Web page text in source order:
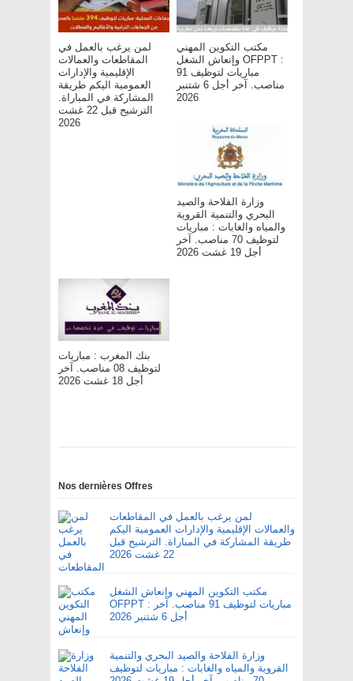
لمن يرغب بالعمل في
المقاطعات والعمالات
الإقليمية والإدارات
العمومية اليكم طريقة
المشاركة في المباراة.
الترشيح قبل 22 غشت
2026
مكتب التكوين المهني
وإنعاش الشغل OFPPT :
مباريات لتوظيف 91
مناصب. آخر أجل 6 شتنبر
2026
وزارة الفلاحة والصيد
البحري والتنمية القروية
والمياه والغابات : مباريات
لتوظيف 70 مناصب. آخر
أجل 19 غشت 2026
بنك المغرب : مباريات
لتوظيف 08 مناصب. آخر
أجل 18 غشت 2026
Nos dernières Offres
لمن يرغب بالعمل في المقاطعات
والعمالات الإقليمية والإدارات العمومية اليكم
طريقة المشاركة في المباراة. الترشيح قبل
22 غشت 2026
مكتب التكوين المهني وإنعاش الشغل
OFPPT : مباريات لتوظيف 91 مناصب. آخر
أجل 6 شتنبر 2026
وزارة الفلاحة والصيد البحري والتنمية
القروية والمياه والغابات : مباريات لتوظيف